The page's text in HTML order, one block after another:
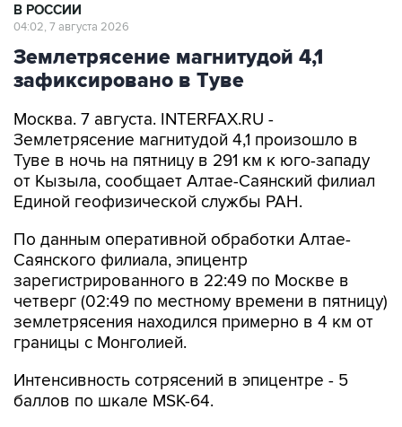
В РОССИИ
04:02, 7 августа 2026
Землетрясение магнитудой 4,1
зафиксировано в Туве
Москва. 7 августа. INTERFAX.RU -
Землетрясение магнитудой 4,1 произошло в
Туве в ночь на пятницу в 291 км к юго-западу
от Кызыла, сообщает Алтае-Саянский филиал
Единой геофизической службы РАН.
По данным оперативной обработки Алтае-
Саянского филиала, эпицентр
зарегистрированного в 22:49 по Москве в
четверг (02:49 по местному времени в пятницу)
землетрясения находился примерно в 4 км от
границы с Монголией.
Интенсивность сотрясений в эпицентре - 5
баллов по шкале MSK-64.